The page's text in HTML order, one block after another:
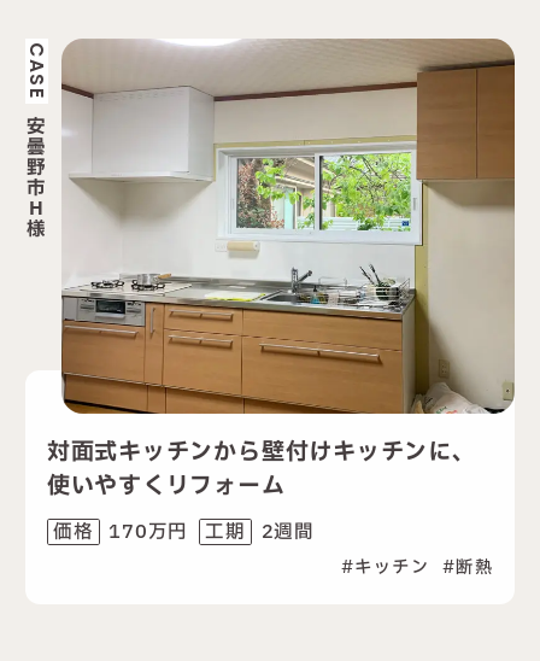
CASE
安
曇
野
市
H
様
対面式キッチンから壁付けキッチンに、
使いやすくリフォーム
価格 170万円 工期 2週間
キッチン 断熱